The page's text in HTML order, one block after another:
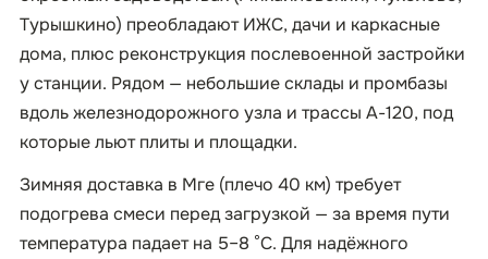
Турышкино) преобладают ИЖС, дачи и каркасные
дома, плюс реконструкция послевоенной застройки
у станции. Рядом — небольшие склады и промбазы
вдоль железнодорожного узла и трассы А-120, под
которые льют плиты и площадки.
Зимняя доставка в Мге (плечо 40 км) требует
подогрева смеси перед загрузкой — за время пути
температура падает на 5–8 °C. Для надёжного